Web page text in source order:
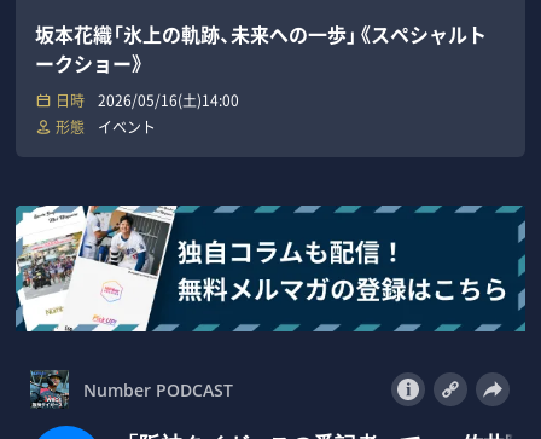
坂本花織「氷上の軌跡、未来への一歩」《スペシャルト
ークショー》
日時
2026/05/16(土)14:00
形態
イベント